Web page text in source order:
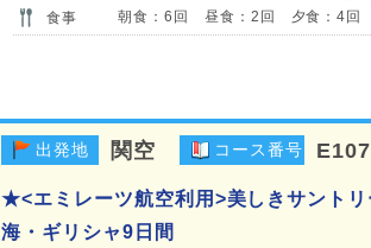
食事 朝食：6回 昼食：2回 夕食：4回
出発地 関空 コース番号
★<エミレーツ航空利用>美しきサント
海・ギリシャ9日間